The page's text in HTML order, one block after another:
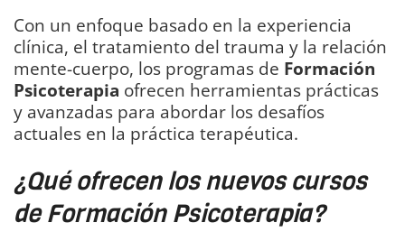
Con un enfoque basado en la experiencia
clínica, el tratamiento del trauma y la relación
mente-cuerpo, los programas de Formación
Psicoterapia ofrecen herramientas prácticas
y avanzadas para abordar los desafíos
actuales en la práctica terapéutica.
¿Qué ofrecen los nuevos cursos
de Formación Psicoterapia?